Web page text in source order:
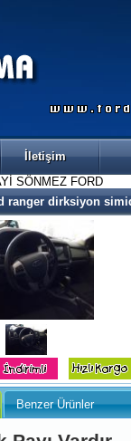
İletişim
SÖNMEZ FORD
ranger dirksiyon
Benzer Ürünler